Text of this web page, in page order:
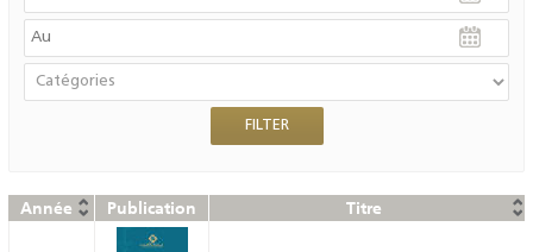
Année Publication Titre